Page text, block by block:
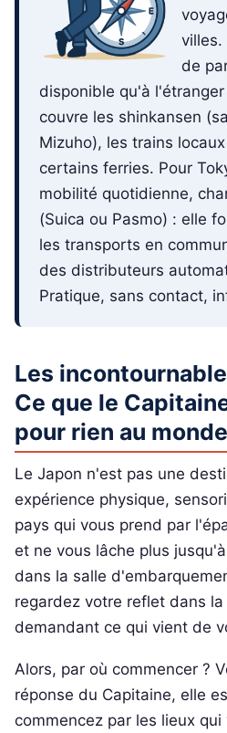
de
disponible qu'à
couvre les shinkansen
Mizuho), les trains
certains ferries. Pour
mobilité quotidienne,
(Suica ou Pasmo) : elle
les transports en
des distributeurs
Pratique, sans contact,
Les
Ce que le
pour rien au monde
Le Japon n'est pas une
expérience physique,
pays qui vous prend par
et ne vous lâche plus
dans la salle
regardez votre reflet dans
demandant ce qui vient de
Alors, par où commencer ?
réponse du Capitaine, elle
commencez par les lieux